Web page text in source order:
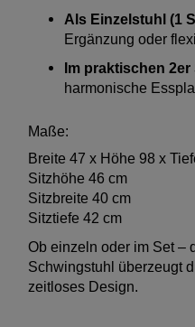
Als Einzelstuhl (1
Ergänzung oder
Im praktischen 2er
harmonische
Maße:
Breite 47 x Höhe 98 x
Sitzhöhe 46 cm
Sitzbreite 40 cm
Sitztiefe 42 cm
Ob einzeln oder im Set –
Schwingstuhl überzeugt
zeitloses Design.